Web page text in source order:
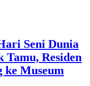
Seni Dunia
Tamu, Residen
ke Museum